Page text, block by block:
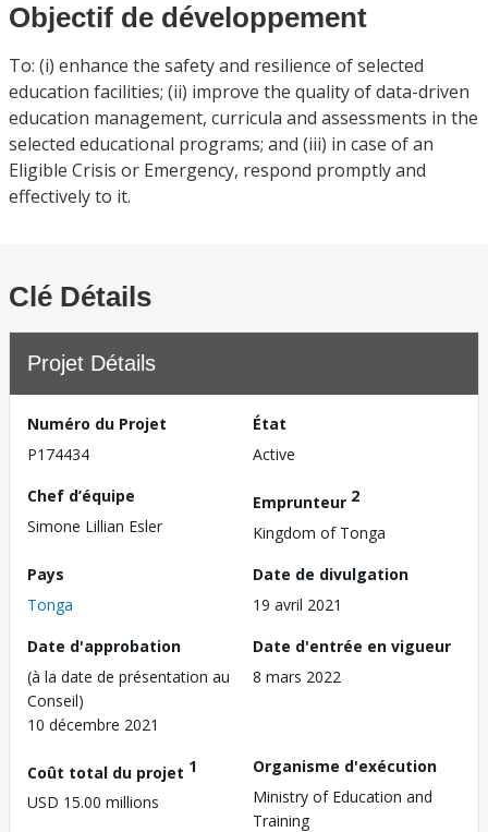
Objectif de développement
To: (i) enhance the safety and resilience of selected
education facilities; (ii) improve the quality of data-driven
education management, curricula and assessments in the
selected educational programs; and (iii) in case of an
Eligible Crisis or Emergency, respond promptly and
effectively to it.
Clé Détails
Projet Détails
Numéro du Projet
P174434
État
Active
Chef d’équipe
Simone Lillian Esler
Emprunteur 2
Kingdom of Tonga
Pays
Tonga
Date de divulgation
19 avril 2021
Date d'approbation
(à la date de présentation au
Conseil)
10 décembre 2021
Date d'entrée en vigueur
8 mars 2022
Coût total du projet 1
USD 15.00 millions
Organisme d'exécution
Ministry of Education and
Training